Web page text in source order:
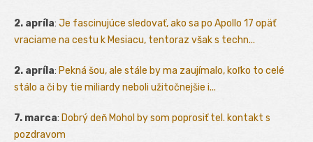
2. apríla: Je fascinujúce sledovať, ako sa po Apollo 17 opäť
vraciame na cestu k Mesiacu, tentoraz však s techn...
2. apríla: Pekná šou, ale stále by ma zaujímalo, koľko to celé
stálo a či by tie miliardy neboli užitočnejšie i...
7. marca: Dobrý deň Mohol by som poprosiť tel. kontakt s
pozdravom